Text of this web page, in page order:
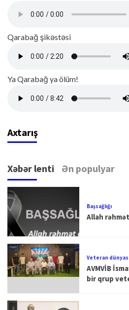
Qarabağ şikəstəsi
Ya Qarabağ ya ölüm!
Axtarış
Xəbər lenti Ən populyar
Başsağlığı
Allah
Veteran
AVMVİB
bir qrup